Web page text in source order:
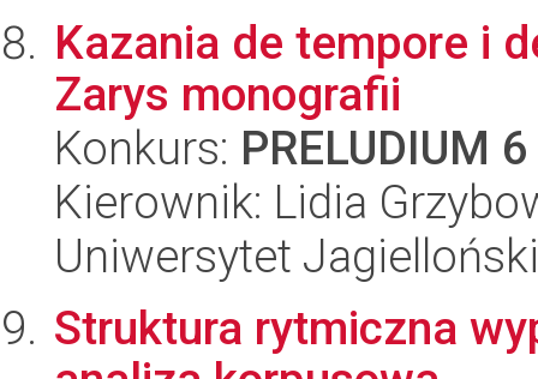
Kazania de tempore i
Zarys monografii
Konkurs: PRELUDIUM 6
Kierownik: Lidia
Uniwersytet
Struktura rytmiczna